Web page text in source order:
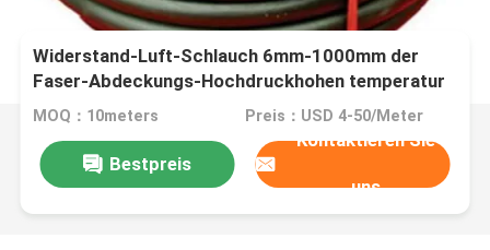
Widerstand-Luft-Schlauch 6mm-1000mm der
Faser-Abdeckungs-Hochdruckhohen temperatur
MOQ：10meters Preis：USD 4-50/Meter
Bestpreis
Kontaktieren Sie
uns